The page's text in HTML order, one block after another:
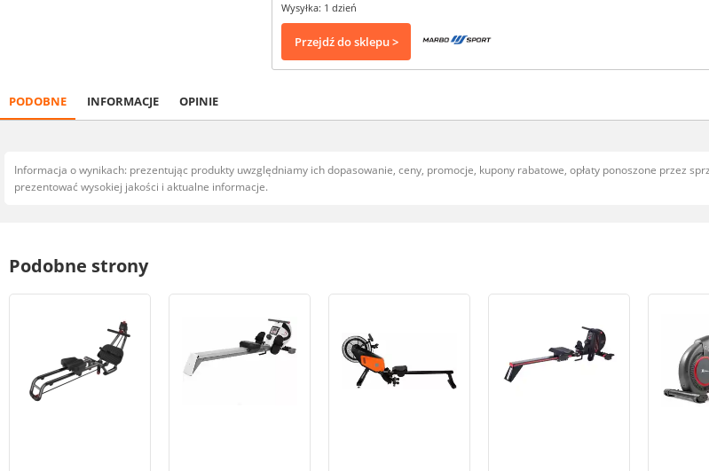
Wysyłka: 1 dzień
Przejdź do sklepu >
PODOBNE INFORMACJE OPINIE
Informacja o wynikach: prezentując produkty uwzględniamy ich dopasowanie, ceny, promocje, kupony rabatowe, opłaty ponoszone przez
prezentować wysokiej jakości i aktualne informacje.
Podobne strony